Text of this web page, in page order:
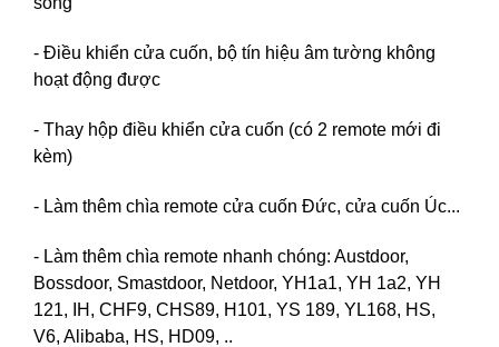
- Điều khiển cửa cuốn, bộ tín hiệu âm tường không
hoạt động được
- Thay hộp điều khiển cửa cuốn (có 2 remote mới đi
kèm)
- Làm thêm chìa remote cửa cuốn Đức, cửa cuốn Úc...
- Làm thêm chìa remote nhanh chóng: Austdoor,
Bossdoor, Smastdoor, Netdoor, YH1a1, YH 1a2, YH
121, IH, CHF9, CHS89, H101, YS 189, YL168, HS,
V6, Alibaba, HS, HD09, ..